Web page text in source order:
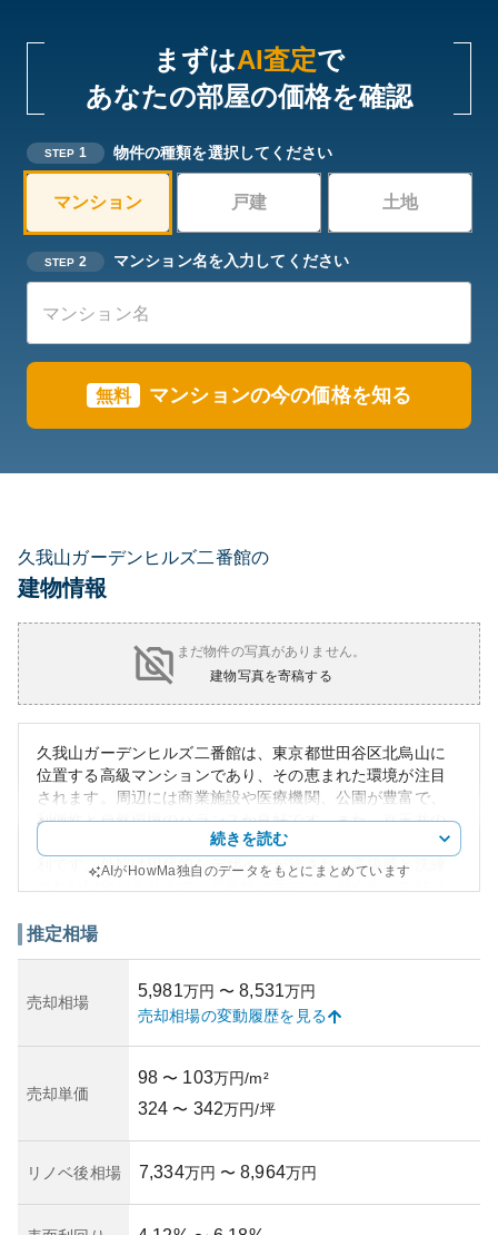
まずはAI査定で
あなたの部屋の価格を確認
STEP 1 物件の種類を選択してください
マンション 戸建 土地
STEP 2 マンション名を入力してください
無料 マンションの今の価格を知る
久我山ガーデンヒルズ二番館の
建物情報
まだ物件の写真がありません。
建物写真を寄稿する
久我山ガーデンヒルズ二番館は、東京都世田谷区北烏山に
位置する高級マンションであり、その恵まれた環境が注目
されます。周辺には商業施設や医療機関、公園が豊富で、
利便性と自然環境のバランスが良好です。また、京王井の
頭線の久我山駅からもほど近く、交通アクセスも非常に便
利です。外観は現代的なデザインが施され、高級感と洗練
れています。ただし、築年数や管理状況についての具体的
す。所有リスクとしては、不動産市場の動向によって変動
する価格リスクがありますが、地域としての価値保持によ
り大きな下落の可能性は低いと考えられます。
続きを読む
AIがHowMa独自のデータをもとにまとめています
推定相場
売却相場
5,981万円 〜 8,531万円
売却相場の変動履歴を見る
売却単価
98 〜 103万円/m²
324 〜 342万円/坪
リノベ後相場 7,334万円 〜 8,964万円